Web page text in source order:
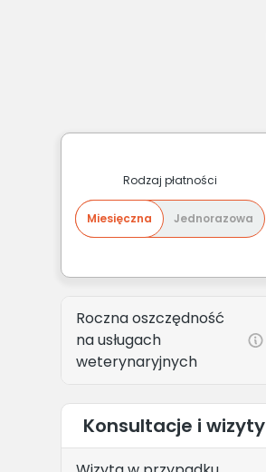
Rodzaj płatności
Miesięczna Jednorazowa
Roczna oszczędność
na usługach
weterynaryjnych
Konsultacje i wizyty